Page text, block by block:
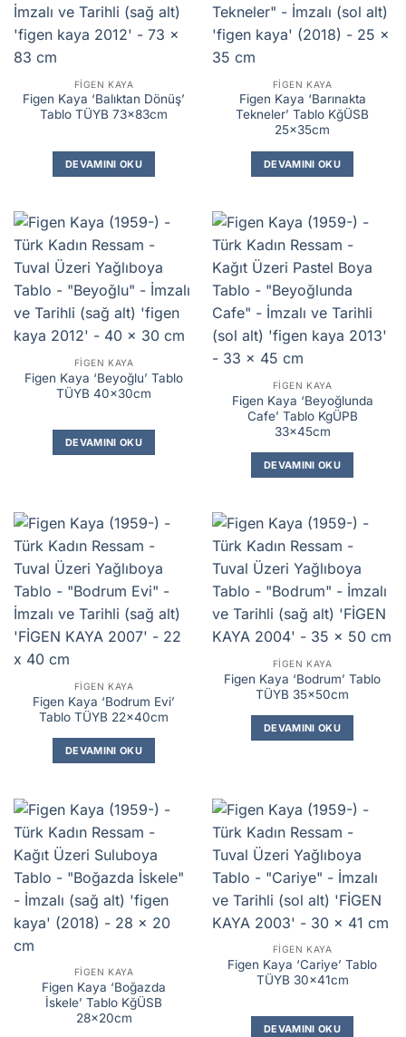
FIGEN KAYA
Figen Kaya ‘Balıktan Dönüş’
Tablo TÜYB 73x83cm
DEVAMINI OKU
FIGEN KAYA
Figen Kaya ‘Barınakta
Tekneler’ Tablo KğÜSB
25x35cm
DEVAMINI OKU
FIGEN KAYA
Figen Kaya ‘Beyoğlu’ Tablo
TÜYB 40x30cm
DEVAMINI OKU
FIGEN KAYA
Figen Kaya ‘Beyoğlunda
Cafe’ Tablo KgÜPB
33x45cm
DEVAMINI OKU
FIGEN KAYA
Figen Kaya ‘Bodrum Evi’
Tablo TÜYB 22x40cm
DEVAMINI OKU
FIGEN KAYA
Figen Kaya ‘Bodrum’ Tablo
TÜYB 35x50cm
DEVAMINI OKU
FIGEN KAYA
Figen Kaya ‘Boğazda
İskele’ Tablo KğÜSB
28x20cm
FIGEN KAYA
Figen Kaya ‘Cariye’ Tablo
TÜYB 30x41cm
DEVAMINI OKU